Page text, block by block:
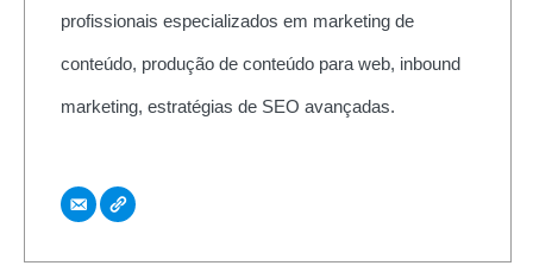
profissionais especializados em marketing de
conteúdo, produção de conteúdo para web, inbound
marketing, estratégias de SEO avançadas.